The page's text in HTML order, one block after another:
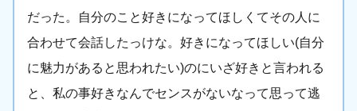
だった。自分のこと好きになってほしくてその人に
合わせて会話したっけな。好きになってほしい(自分
に魅力があると思われたい)のにいざ好きと言われる
と、私の事好きなんでセンスがないなって思って逃